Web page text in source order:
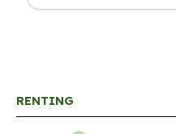
experiencia fantástica.
RENTING